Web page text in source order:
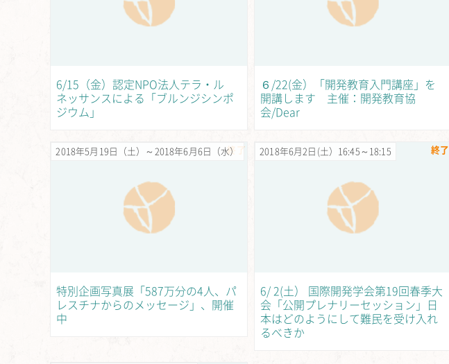
6/15（金）認定NPO法人テラ・ル
ネッサンスによる「ブルンジシンポ
ジウム」
６/22(金）「開発教育入門講座」を
開講します 主催：開発教育協
会/Dear
終了
2018年5月19日（土）～2018年6月6日（水）
特別企画写真展「587万分の4人、パ
レスチナからのメッセージ」、開催
中
終了
2018年6月2日(土）16:45～18:15
6/ 2(土） 国際開発学会第19回春季大
会「公開プレナリーセッション」日
本はどのようにして難民を受け入れ
るべきか